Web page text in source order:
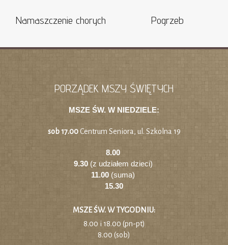
Namaszczenie chorych Pogrzeb
PORZĄDEK MSZY ŚWIĘTYCH
MSZE ŚW. W NIEDZIELE:
sob 17.00Centrum Seniora, ul. Szkolna 19
8.00
9.30(z udziałem dzieci)
11.00 (suma)
15.30
MSZE ŚW. W TYGODNIU:
8.00 i 18.00 (pn-pt)
8.00 (sob)